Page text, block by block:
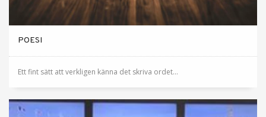
POESI
Ett fint sätt att verkligen känna det skriva ordet...